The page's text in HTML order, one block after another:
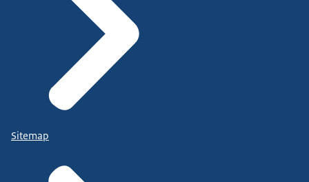
Sitemap